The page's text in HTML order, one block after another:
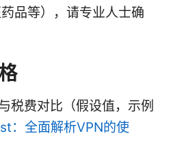
品等），请专业人士确
税费对比（假设值，示例
：全面解析VPN的使